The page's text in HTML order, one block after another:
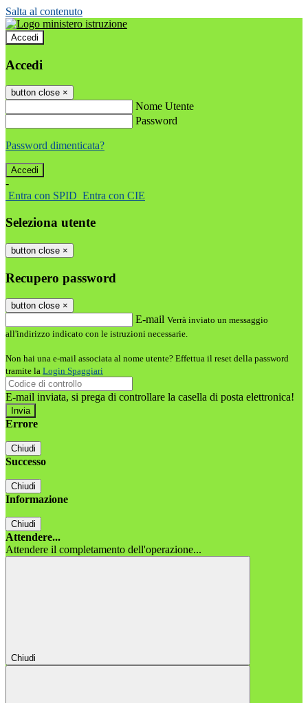
Salta al contenuto
Accedi
Accedi
button close ×
Nome Utente
Password
Password dimenticata?
-
Entra con SPID Entra con CIE
Seleziona utente
button close ×
Recupero password
button close ×
E-mail Verrà inviato un messaggio
all'indirizzo indicato con le istruzioni necessarie.
Non hai una e-mail associata al nome utente? Effettua il reset della password
tramite la Login Spaggiari
E-mail inviata, si prega di controllare la casella di posta elettronica!
Errore
Chiudi
Successo
Chiudi
Informazione
Chiudi
Attendere...
Attendere il completamento dell'operazione...
Chiudi